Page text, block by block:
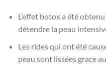
L’effet botox a été
détendre la peau
Les rides qui ont été
peau sont lissées grace